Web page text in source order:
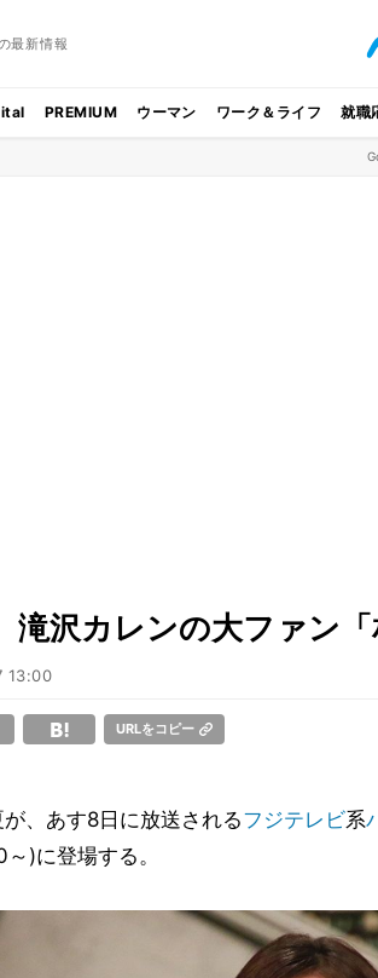
最新情報
PREMIUM ウーマン ワーク＆ライフ 就職
滝沢カレンの大ファン「
13:00
URLをコピー
、あす8日に放送されるフジテレビ系
)に登場する。